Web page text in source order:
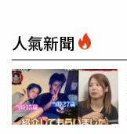
人氣新聞